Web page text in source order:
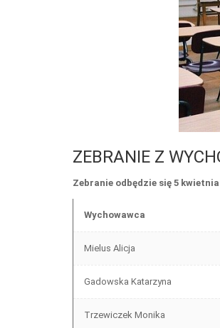
ZEBRANIE Z
Zebranie odbędzie się 5
Wychowawca
Mielus Alicja
Gadowska Katarzyna
Trzewiczek Monika